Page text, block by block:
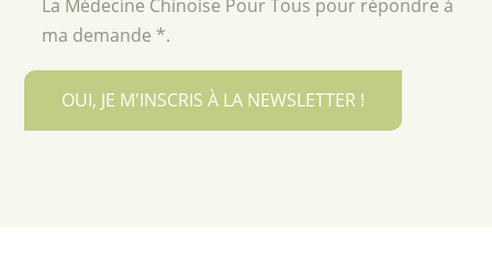
La Médecine Chinoise Pour Tous pour répondre à
ma demande *.
OUI, JE M'INSCRIS À LA NEWSLETTER !